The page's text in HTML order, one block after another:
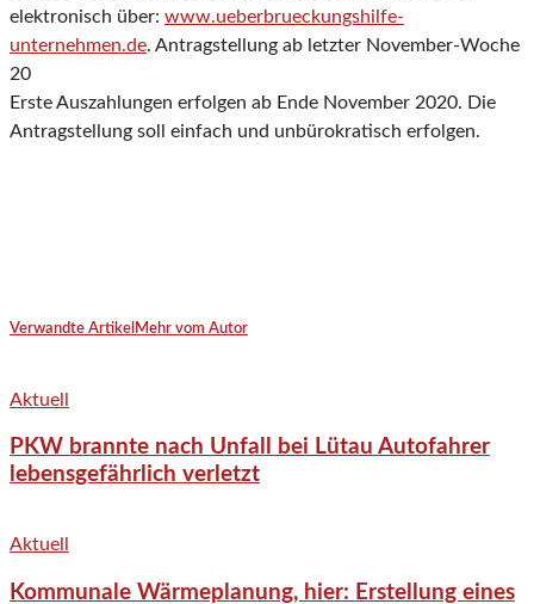
elektronisch über: www.ueberbrueckungshilfe-
unternehmen.de. Antragstellung ab letzter November-Woche
20
Erste Auszahlungen erfolgen ab Ende November 2020. Die
Antragstellung soll einfach und unbürokratisch erfolgen.
Verwandte Artikel Mehr vom Autor
Aktuell
PKW brannte nach Unfall bei Lütau Autofahrer
lebensgefährlich verletzt
Aktuell
Kommunale Wärmeplanung, hier: Erstellung eines